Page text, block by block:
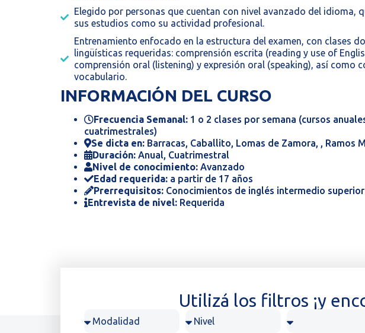
Elegido por personas que cuentan con nivel avanzado del idioma,
sus estudios como su actividad profesional.
Entrenamiento enfocado en la estructura del examen, con clases
lingüísticas requeridas: comprensión escrita (reading y use of
comprensión oral (listening) y expresión oral (speaking), así como
vocabulario.
INFORMACIÓN DEL CURSO
Frecuencia Semanal: 1 o 2 clases por semana (cursos
cuatrimestrales)
Se dicta en: Barracas, Caballito, Lomas de Zamora, , Ramos
Duración: Anual, Cuatrimestral
Nivel de conocimiento: Avanzado
Edad requerida: a partir de 17 años
Prerrequisitos: Conocimientos de inglés intermedio superior
Entrevista de nivel: Requerida
Utilizá los filtros ¡y